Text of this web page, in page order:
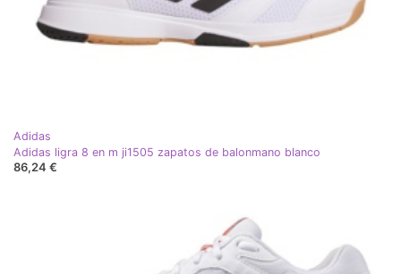
Adidas
Adidas ligra 8 en m ji1505 zapatos de balonmano blanco
86,24 €